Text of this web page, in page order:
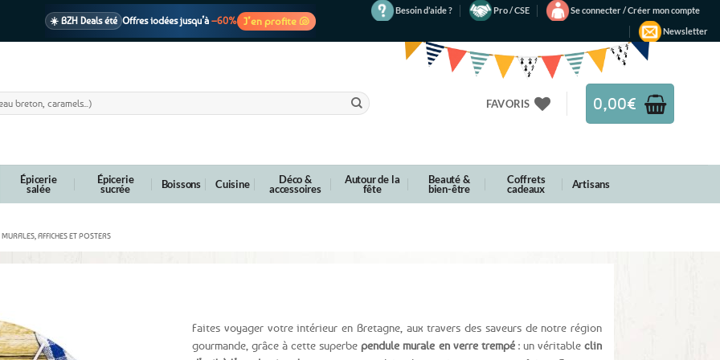
☀️ BZH Deals été Offres iodées jusqu’à –60% J’en profite 🐚
Besoin d’aide ? Pro / CSE
Se connecter / Créer mon compte
Newsletter
FAVORIS 0,00€
Épicerie
salée
Épicerie
sucrée Boissons Cuisine Déco &
accessoires
Autour de la
fête
Beauté &
bien-être
Coffrets
cadeaux Artisans
AFFICHES ET POSTERS
Faites voyager votre intérieur en Bretagne, aux travers des saveurs de notre région
gourmande, grâce à cette superbe pendule murale en verre trempé: un véritableclin